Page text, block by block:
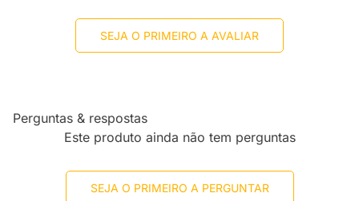
SEJA O PRIMEIRO A AVALIAR
Perguntas & respostas
Este produto ainda não tem perguntas
SEJA O PRIMEIRO A PERGUNTAR